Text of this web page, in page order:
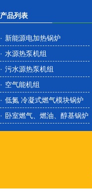
产品列表
· 新能源电加热锅炉
· 水源热泵机组
· 污水源热泵机组
· 空气能机组
· 低氮 冷凝式燃气模块锅炉
· 卧室燃气、燃油、醇基锅炉